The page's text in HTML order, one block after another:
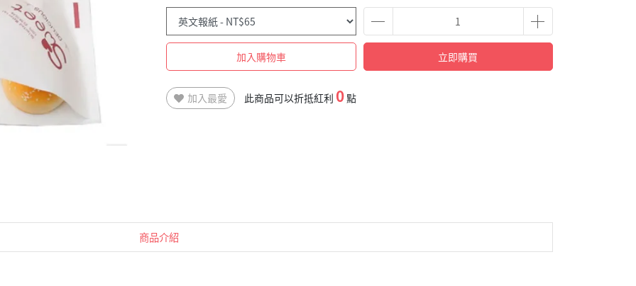
加入購物車 立即購買
加入最愛 此商品可以折抵紅利 0點
商品介紹